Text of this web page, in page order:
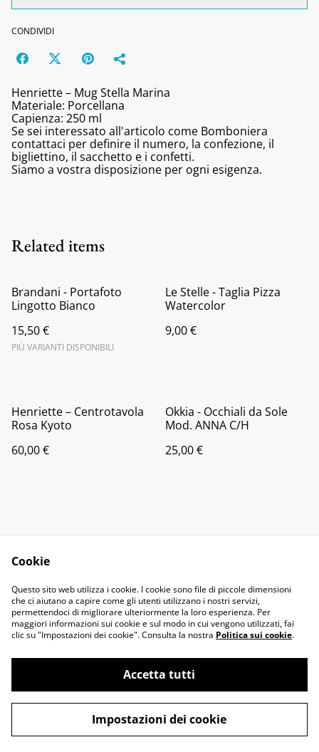
CONDIVIDI
Henriette – Mug Stella Marina
Materiale: Porcellana
Capienza: 250 ml
Se sei interessato all'articolo come Bomboniera
contattaci per definire il numero, la confezione, il
bigliettino, il sacchetto e i confetti.
Siamo a vostra disposizione per ogni esigenza.
Related items
Brandani - Portafoto
Lingotto Bianco
15,50 €
PIÙ VARIANTI DISPONIBILI
Le Stelle - Taglia Pizza
Watercolor
9,00 €
Henriette – Centrotavola
Rosa Kyoto
60,00 €
Okkia - Occhiali da Sole
Mod. ANNA C/H
25,00 €
Contact Us
Legal Terms
Privacy Policy
Cookie Policy
©2026il fiocco
powered by
Cookie
Questo sito web utilizza i cookie. I cookie sono file di piccole dimensioni
che ci aiutano a capire come gli utenti utilizzano i nostri servizi,
permettendoci di migliorare ulteriormente la loro esperienza. Per
maggiori informazioni sui cookie e sul modo in cui vengono utilizzati, fai
clic su "Impostazioni dei cookie". Consulta la nostra Politica sui cookie.
Accetta tutti
Impostazioni dei cookie